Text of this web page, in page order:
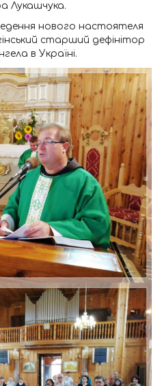
Лукашчука.
нового настоятеля
старший дефінітор
в Україні.